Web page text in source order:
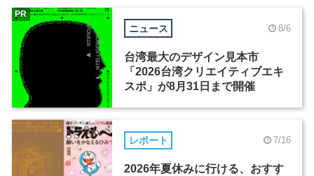
ニュース 8/6
台湾最大のデザイン見本市
「2026台湾クリエイティブエキ
スポ」が8月31日まで開催
PR
レポート 7/16
2026年夏休みに行ける、おすす